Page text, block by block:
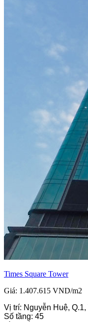
Times Square Tower
Giá: 1.407.615 VND/m2
Vị trí: Nguyễn Huệ, Q.1,
Số tầng: 45